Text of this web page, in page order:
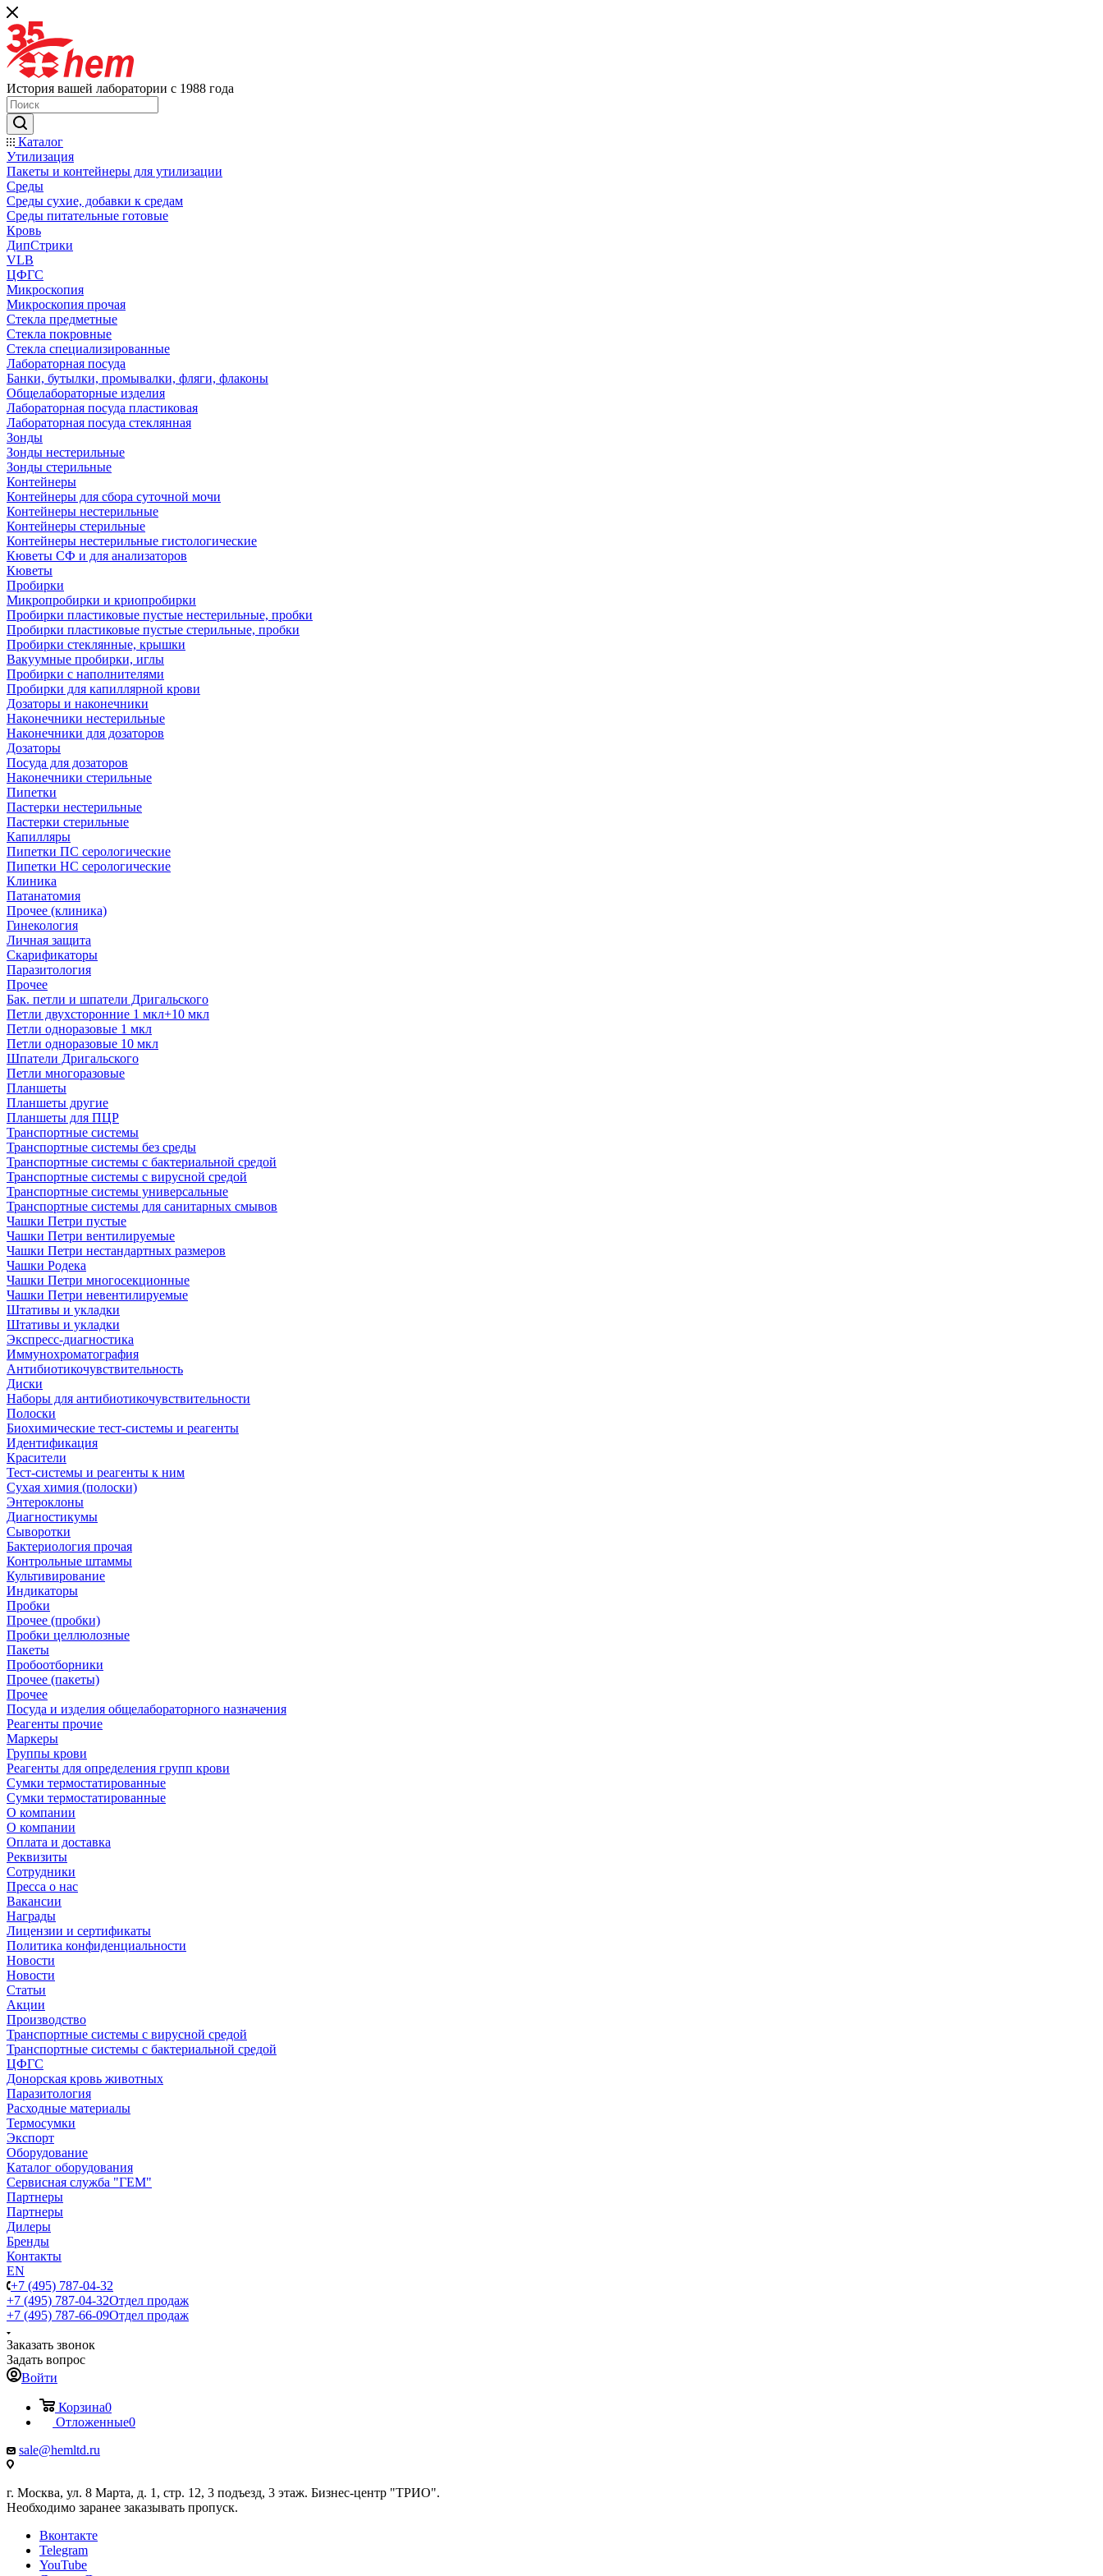
История вашей лаборатории с 1988 года
Каталог
Утилизация
Пакеты и контейнеры для утилизации
Среды
Среды сухие, добавки к средам
Среды питательные готовые
Кровь
ДипСтрики
VLB
ЦФГС
Микроскопия
Микроскопия прочая
Стекла предметные
Стекла покровные
Стекла специализированные
Лабораторная посуда
Банки, бутылки, промывалки, фляги, флаконы
Общелабораторные изделия
Лабораторная посуда пластиковая
Лабораторная посуда стеклянная
Зонды
Зонды нестерильные
Зонды стерильные
Контейнеры
Контейнеры для сбора суточной мочи
Контейнеры нестерильные
Контейнеры стерильные
Контейнеры нестерильные гистологические
Кюветы СФ и для анализаторов
Кюветы
Пробирки
Микропробирки и криопробирки
Пробирки пластиковые пустые нестерильные, пробки
Пробирки пластиковые пустые стерильные, пробки
Пробирки стеклянные, крышки
Вакуумные пробирки, иглы
Пробирки с наполнителями
Пробирки для капиллярной крови
Дозаторы и наконечники
Наконечники нестерильные
Наконечники для дозаторов
Дозаторы
Посуда для дозаторов
Наконечники стерильные
Пипетки
Пастерки нестерильные
Пастерки стерильные
Капилляры
Пипетки ПС серологические
Пипетки НС серологические
Клиника
Патанатомия
Прочее (клиника)
Гинекология
Личная защита
Скарификаторы
Паразитология
Прочее
Бак. петли и шпатели Дригальского
Петли двухсторонние 1 мкл+10 мкл
Петли одноразовые 1 мкл
Петли одноразовые 10 мкл
Шпатели Дригальского
Петли многоразовые
Планшеты
Планшеты другие
Планшеты для ПЦР
Транспортные системы
Транспортные системы без среды
Транспортные системы с бактериальной средой
Транспортные системы с вирусной средой
Транспортные системы универсальные
Транспортные системы для санитарных смывов
Чашки Петри пустые
Чашки Петри вентилируемые
Чашки Петри нестандартных размеров
Чашки Родека
Чашки Петри многосекционные
Чашки Петри невентилируемые
Штативы и укладки
Штативы и укладки
Экспресс-диагностика
Иммунохроматография
Антибиотикочувствительность
Диски
Наборы для антибиотикочувствительности
Полоски
Биохимические тест-системы и реагенты
Идентификация
Красители
Тест-системы и реагенты к ним
Сухая химия (полоски)
Энтероклоны
Диагностикумы
Сыворотки
Бактериология прочая
Контрольные штаммы
Культивирование
Индикаторы
Пробки
Прочее (пробки)
Пробки целлюлозные
Пакеты
Пробоотборники
Прочее (пакеты)
Прочее
Посуда и изделия общелабораторного назначения
Реагенты прочие
Маркеры
Группы крови
Реагенты для определения групп крови
Сумки термостатированные
Сумки термостатированные
О компании
О компании
Оплата и доставка
Реквизиты
Сотрудники
Пресса о нас
Вакансии
Награды
Лицензии и сертификаты
Политика конфиденциальности
Новости
Новости
Статьи
Акции
Производство
Транспортные системы с вирусной средой
Транспортные системы с бактериальной средой
ЦФГС
Донорская кровь животных
Паразитология
Расходные материалы
Термосумки
Экспорт
Оборудование
Каталог оборудования
Сервисная служба "ГЕМ"
Партнеры
Партнеры
Дилеры
Бренды
Контакты
EN
+7 (495) 787-04-32
+7 (495) 787-04-32Отдел продаж
+7 (495) 787-66-09Отдел продаж
Заказать звонок
Задать вопрос
Войти
Корзина0
Отложенные0
sale@hemltd.ru
г. Москва, ул. 8 Марта, д. 1, стр. 12, 3 подъезд, 3 этаж. Бизнес-центр "ТРИО".
Необходимо заранее заказывать пропуск.
Вконтакте
Telegram
YouTube